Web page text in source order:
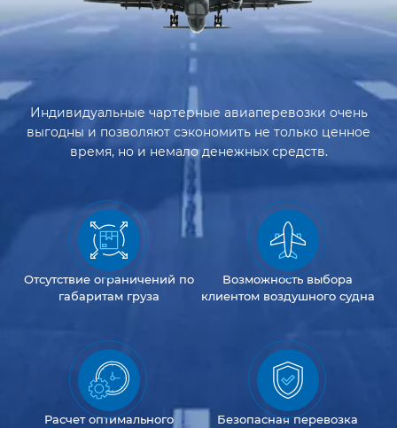
Индивидуальные чартерные авиаперевозки очень
выгодны и позволяют сэкономить не только ценное
время, но и немало денежных средств.
Отсутствиеограничений по
габаритам груза
Возможность выбора
клиентом воздушного судна
Расчет оптимального Безопасная перевозка